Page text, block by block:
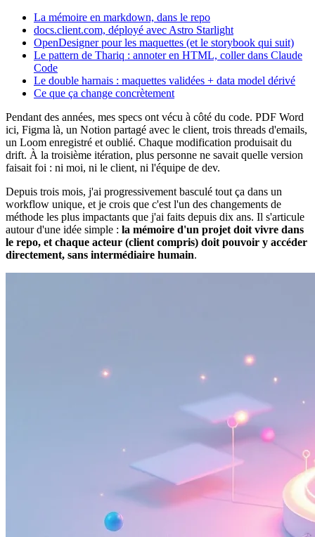
La mémoire en markdown, dans le repo
docs.client.com, déployé avec Astro Starlight
OpenDesigner pour les maquettes (et le storybook qui suit)
Le pattern de Thariq : annoter en HTML, coller dans Claude
Code
Le double harnais : maquettes validées + data model dérivé
Ce que ça change concrètement
Pendant des années, mes specs ont vécu à côté du code. PDF Word
ici, Figma là, un Notion partagé avec le client, trois threads d'emails,
un Loom enregistré et oublié. Chaque modification produisait du
drift. À la troisième itération, plus personne ne savait quelle version
faisait foi : ni moi, ni le client, ni l'équipe de dev.
Depuis trois mois, j'ai progressivement basculé tout ça dans un
workflow unique, et je crois que c'est l'un des changements de
méthode les plus impactants que j'ai faits depuis dix ans. Il s'articule
autour d'une idée simple : la mémoire d'un projet doit vivre dans
le repo, et chaque acteur (client compris) doit pouvoir y accéder
directement, sans intermédiaire humain.